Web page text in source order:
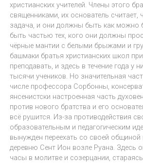
христианских учителей. Члены этого
священниками, их основатель считает,
задача, и они должны быть как можно
быть частью тех, кого они должны
чёрные мантии с белыми брыжами и
башмаки братья христианских школ
преподавать, и здесь в течение года у
тысячи учеников. Но значительная
числе профессора Сорбонны,
янсенистски настроенная часть
против нового братства и его
всё рушится. Из-за противодействия
образовательным и педагогическим
вынужден переехать со своей
деревню Сент Ион возле Руана. Здесь
часы в молитве и созерцании,